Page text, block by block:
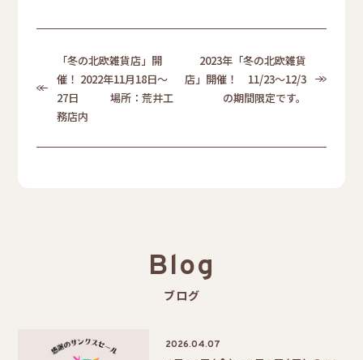
「冬の北欧雑貨店」開
催！ 2022年11月18日～
27日 場所：荒井工
務店内
2023年「冬の北欧雑貨
店」開催！ 11/23～12/3
の期間限定です。
Blog
ブログ
2026.04.07